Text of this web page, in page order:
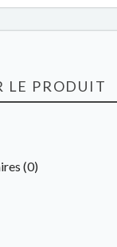
LE PRODUIT
(0)